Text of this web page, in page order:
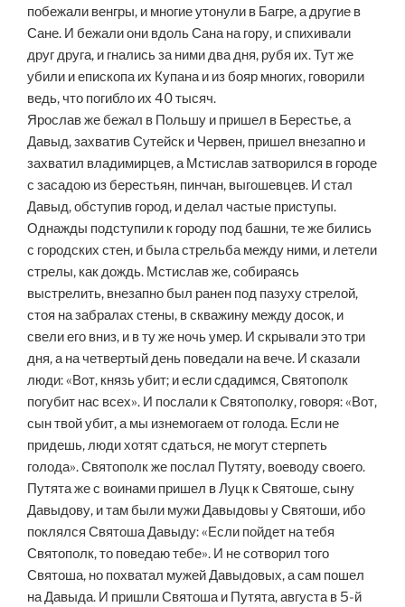
побежали венгры, и многие утонули в Багре, а другие в
Сане. И бежали они вдоль Сана на гору, и спихивали
друг друга, и гнались за ними два дня, рубя их. Тут же
убили и епископа их Купана и из бояр многих, говорили
ведь, что погибло их 40 тысяч.
Ярослав же бежал в Польшу и пришел в Берестье, а
Давыд, захватив Сутейск и Червен, пришел внезапно и
захватил владимирцев, а Мстислав затворился в городе
с засадою из берестьян, пинчан, выгошевцев. И стал
Давыд, обступив город, и делал частые приступы.
Однажды подступили к городу под башни, те же бились
с городских стен, и была стрельба между ними, и летели
стрелы, как дождь. Мстислав же, собираясь
выстрелить, внезапно был ранен под пазуху стрелой,
стоя на забралах стены, в скважину между досок, и
свели его вниз, и в ту же ночь умер. И скрывали это три
дня, а на четвертый день поведали на вече. И сказали
люди: «Вот, князь убит; и если сдадимся, Святополк
погубит нас всех». И послали к Святополку, говоря: «Вот,
сын твой убит, а мы изнемогаем от голода. Если не
придешь, люди хотят сдаться, не могут стерпеть
голода». Святополк же послал Путяту, воеводу своего.
Путята же с воинами пришел в Луцк к Святоше, сыну
Давыдову, и там были мужи Давыдовы у Святоши, ибо
поклялся Святоша Давыду: «Если пойдет на тебя
Святополк, то поведаю тебе». И не сотворил того
Святоша, но похватал мужей Давыдовых, а сам пошел
на Давыда. И пришли Святоша и Путята, августа в 5-й